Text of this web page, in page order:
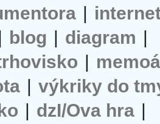
|
blog | diagram |
|
| výkriky do
| dzI/Ova hra |